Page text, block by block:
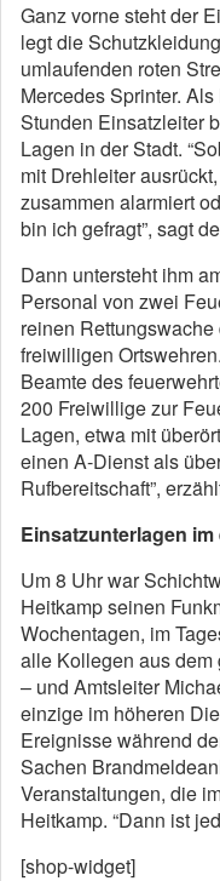
Ganz vorne steht der
legt die
umlaufenden roten
Mercedes Sprinter.
Stunden Einsatzleiter
Lagen in der Stadt.
mit Drehleiter
zusammen alarmiert
bin ich gefragt”, sagt
Dann untersteht ihm
Personal von zwei
reinen
freiwilligen
Beamte des
200 Freiwillige zur
Lagen, etwa mit
einen A-Dienst als
Rufbereitschaft”,
Einsatzunterlagen
Um 8 Uhr war
Heitkamp seinen
Wochentagen, im
alle Kollegen aus
– und Amtsleiter
einzige im höheren
Ereignisse während
Sachen
Veranstaltungen, die
Heitkamp. “Dann ist
[shop-widget]